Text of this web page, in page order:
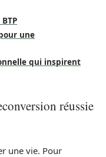
une
qui inspirent
réussie
une vie. Pour